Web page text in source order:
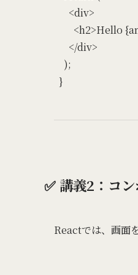
    <div>
<h2>Hello
    </div>
  );
✅ 講義2：コ
Reactでは、画面